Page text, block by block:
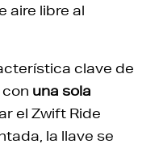
aire libre al
clave de
una sola
el Zwift Ride
la llave se